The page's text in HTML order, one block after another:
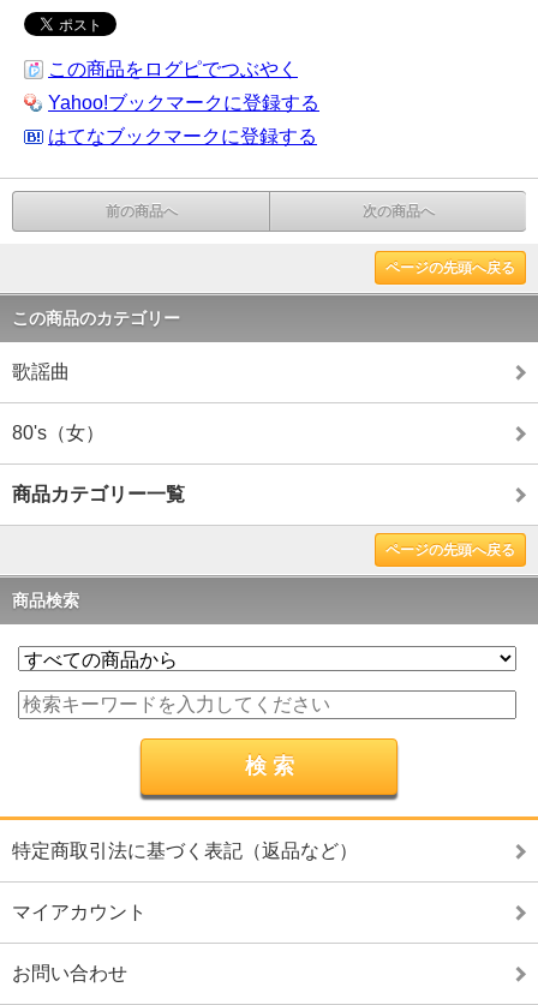
この商品をログピでつぶやく
Yahoo!ブックマークに登録する
はてなブックマークに登録する
前の商品へ 次の商品へ
ページの先頭へ戻る
この商品のカテゴリー
歌謡曲
80's（女）
商品カテゴリー一覧
ページの先頭へ戻る
商品検索
特定商取引法に基づく表記（返品など）
マイアカウント
お問い合わせ